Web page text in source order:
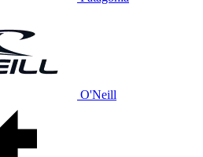
O'Neill